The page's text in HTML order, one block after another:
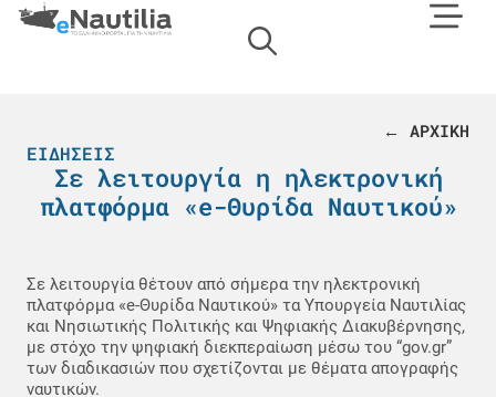
← ΑΡΧΙΚΗ
ΕΙΔΉΣΕΙΣ
Σε λειτουργία η ηλεκτρονική
πλατφόρμα «e-Θυρίδα Ναυτικού»
Σε λειτουργία θέτουν από σήμερα την ηλεκτρονική
πλατφόρμα «e-Θυρίδα Ναυτικού» τα Υπουργεία Ναυτιλίας
και Νησιωτικής Πολιτικής και Ψηφιακής Διακυβέρνησης,
με στόχο την ψηφιακή διεκπεραίωση μέσω του “gov.gr”
των διαδικασιών που σχετίζονται με θέματα απογραφής
ναυτικών.